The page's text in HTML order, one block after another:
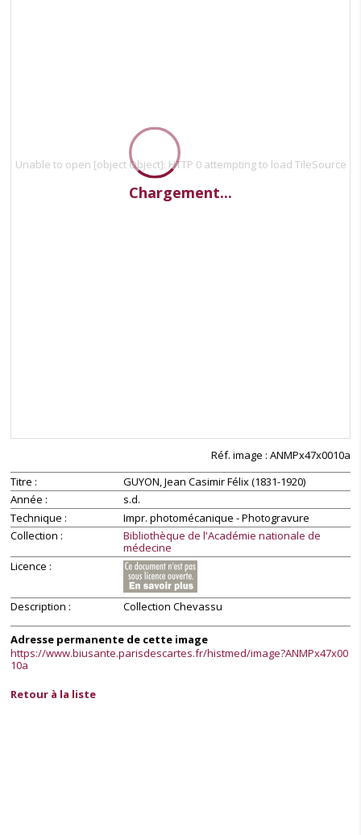
Unable to open [object Object]: HTTP 0 attempting to load TileSource
Chargement...
Réf. image : ANMPx47x0010a
Titre
GUYON, Jean Casimir Félix (1831-1920)
Année
s.d.
Technique
Impr. photomécanique - Photogravure
Collection
Bibliothèque de l'Académie nationale de
médecine
Licence
Description Collection Chevassu
Adresse permanente de cette image
https://www.biusante.parisdescartes.fr/histmed/image?ANMPx47x00
10a
Retour à la liste